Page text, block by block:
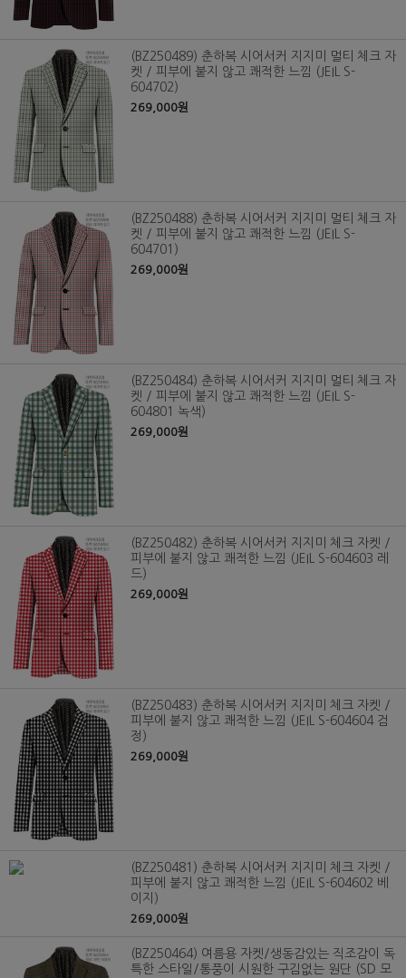
(BZ250489) 춘하복 시어서커 지지미 멀티 체크 자
켓 / 피부에 붙지 않고 쾌적한 느낌 (JEIL S-
604702)
269,000원
(BZ250488) 춘하복 시어서커 지지미 멀티 체크 자
켓 / 피부에 붙지 않고 쾌적한 느낌 (JEIL S-
604701)
269,000원
(BZ250484) 춘하복 시어서커 지지미 멀티 체크 자
켓 / 피부에 붙지 않고 쾌적한 느낌 (JEIL S-
604801 녹색)
269,000원
(BZ250482) 춘하복 시어서커 지지미 체크 자켓 /
피부에 붙지 않고 쾌적한 느낌 (JEIL S-604603 레
드)
269,000원
(BZ250483) 춘하복 시어서커 지지미 체크 자켓 /
피부에 붙지 않고 쾌적한 느낌 (JEIL S-604604 검
정)
269,000원
(BZ250481) 춘하복 시어서커 지지미 체크 자켓 /
피부에 붙지 않고 쾌적한 느낌 (JEIL S-604602 베
이지)
269,000원
(BZ250464) 여름용 자켓/생동감있는 직조감이 독
특한 스타일/통풍이 시원한 구김없는 원단 (SD 모